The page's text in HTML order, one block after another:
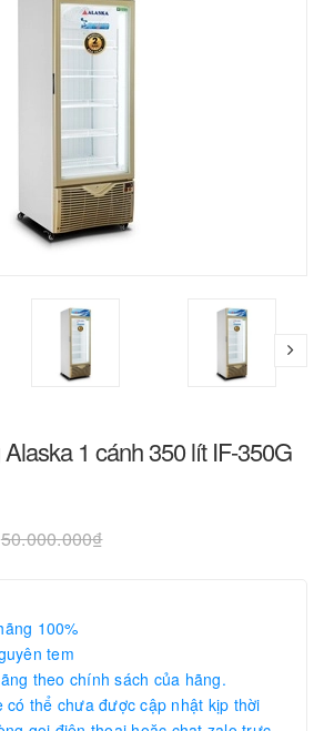
1 cánh 350 lít IF-350G
50.000.000₫
100%
tem
theo chính sách của hãng.
có thể chưa được cập nhật kịp thời